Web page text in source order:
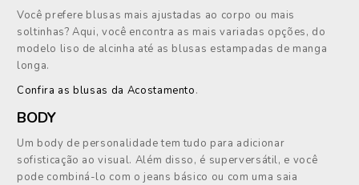
Você prefere blusas mais ajustadas ao corpo ou mais
soltinhas? Aqui, você encontra as mais variadas opções, do
modelo liso de alcinha até as blusas estampadas de manga
longa.
Confira as blusas da Acostamento.
BODY
Um body de personalidade tem tudo para adicionar
sofisticação ao visual. Além disso, é superversátil, e você
pode combiná-lo com o jeans básico ou com uma saia